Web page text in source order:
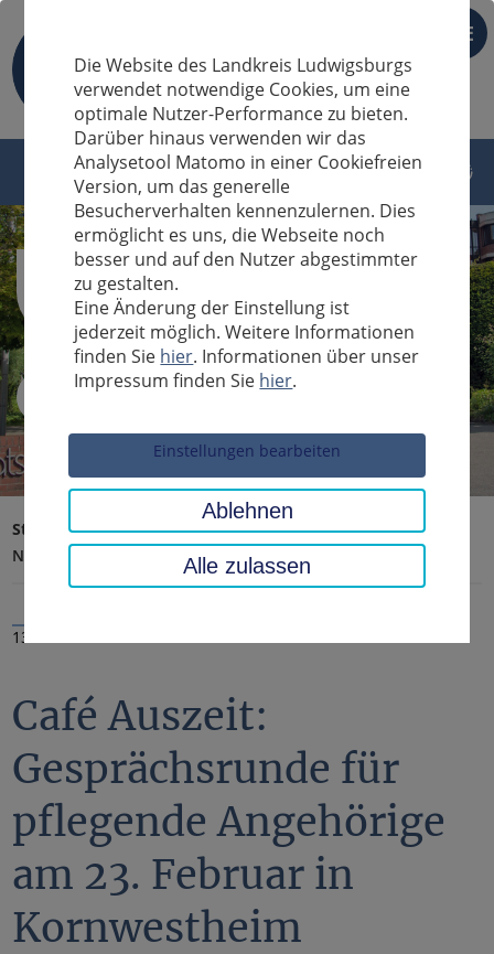
DE
Sucheingabe
Startseite Landratsamt, Landkreis
Aktuelles
Nachrichten
13.02.2026
Café Auszeit:
Gesprächsrunde für
pflegende Angehörige
am 23. Februar in
Kornwestheim
Die Website des Landkreis Ludwigsburgs
verwendet notwendige Cookies, um eine
optimale Nutzer-Performance zu bieten.
Darüber hinaus verwenden wir das
Analysetool Matomo in einer Cookiefreien
Version, um das generelle
Besucherverhalten kennenzulernen. Dies
ermöglicht es uns, die Webseite noch
besser und auf den Nutzer abgestimmter
zu gestalten.
Eine Änderung der Einstellung ist
jederzeit möglich. Weitere Informationen
finden Sie hier. Informationen über unser
Impressum finden Sie hier.
Einstellungen bearbeiten
Ablehnen
Alle zulassen